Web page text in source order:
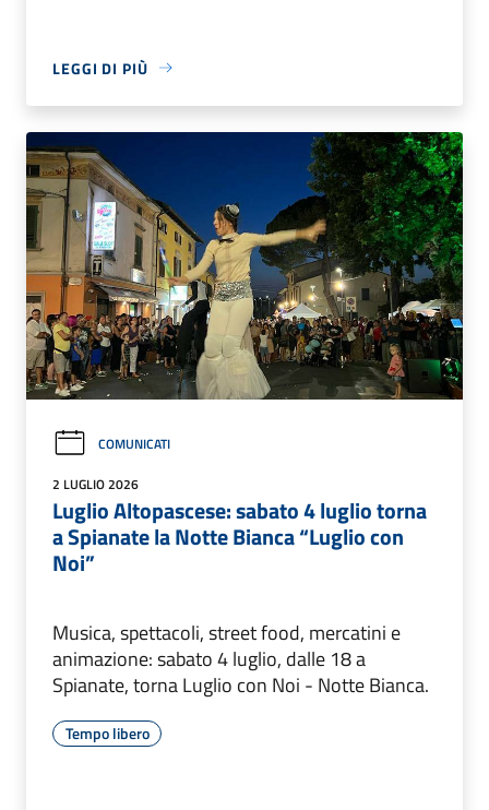
LEGGI DI PIÙ
COMUNICATI
2 LUGLIO 2026
Luglio Altopascese: sabato 4 luglio torna
a Spianate la Notte Bianca “Luglio con
Noi”
Musica, spettacoli, street food, mercatini e
animazione: sabato 4 luglio, dalle 18 a
Spianate, torna Luglio con Noi - Notte Bianca.
Tempo libero